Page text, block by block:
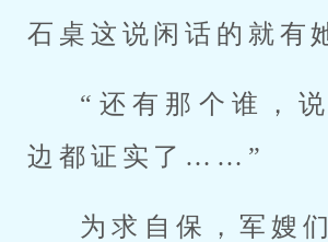
石桌这说闲话的就有
“还有那个谁，
边都证实了……”
为求自保，军嫂